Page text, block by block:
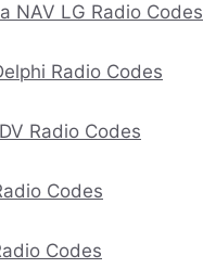
NAV LG Radio Codes
Radio Codes
Radio Codes
Codes
Codes